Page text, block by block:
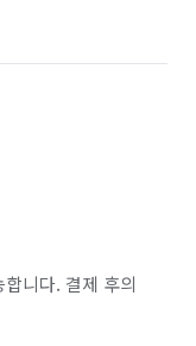
니다. 결제 후의